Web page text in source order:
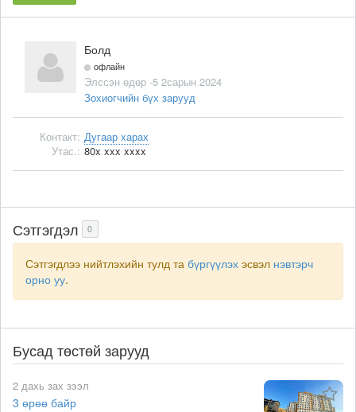
Болд
офлайн
Элссэн өдөр -5 2сарын 2024
Зохиогчийн бүх зарууд
Контакт: Дугаар харах
Утас.: 80x xxx xxxx
Сэтгэгдэл 0
Сэтгэгдлээ нийтлэхийн тулд та бүргүүлэх эсвэл нэвтэрч
орно уу.
Бусад төстөй зарууд
2 дахь зах зээл
3 өрөө байр